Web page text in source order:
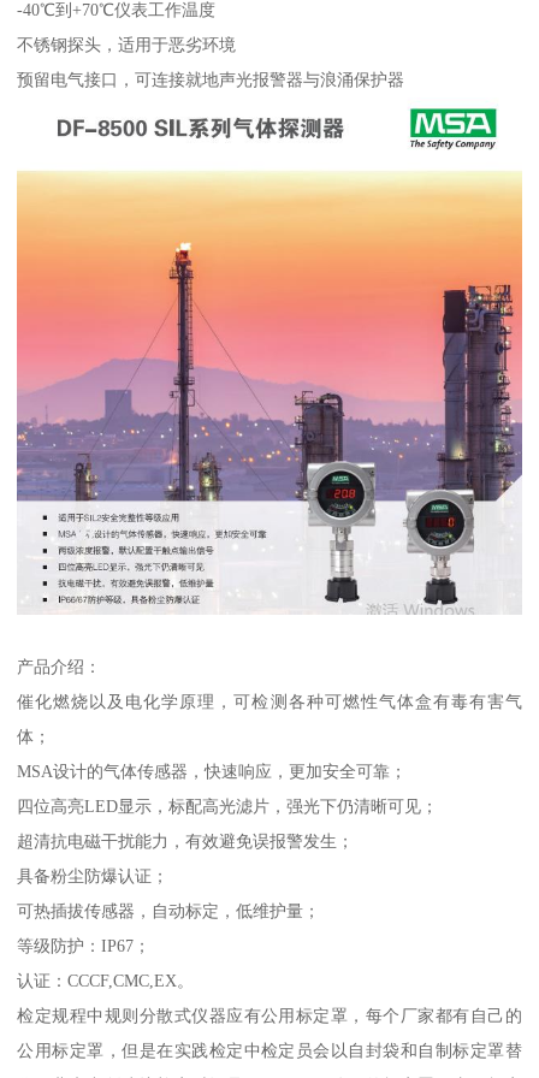
-40℃到+70℃仪表工作温度
不锈钢探头，适用于恶劣环境
预留电气接口，可连接就地声光报警器与浪涌保护器
产品介绍：
催化燃烧以及电化学原理，可检测各种可燃性气体盒有毒有害气
体；
MSA设计的气体传感器，快速响应，更加安全可靠；
四位高亮LED显示，标配高光滤片，强光下仍清晰可见；
超清抗电磁干扰能力，有效避免误报警发生；
具备粉尘防爆认证；
可热插拔传感器，自动标定，低维护量；
等级防护：IP67；
认证：CCCF,CMC,EX。
检定规程中规则分散式仪器应有公用标定罩，每个厂家都有自己的
公用标定罩，但是在实践检定中检定员会以自封袋和自制标定罩替